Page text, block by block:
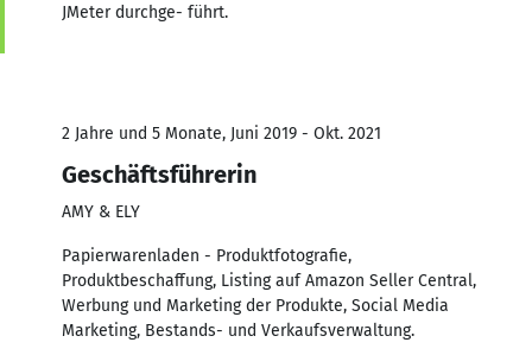
JMeter durchge- führt.
2 Jahre und 5 Monate, Juni 2019 - Okt. 2021
Geschäftsführerin
AMY & ELY
Papierwarenladen - Produktfotografie,
Produktbeschaffung, Listing auf Amazon Seller Central,
Werbung und Marketing der Produkte, Social Media
Marketing, Bestands- und Verkaufsverwaltung.